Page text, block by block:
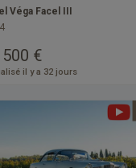
Véga Facel III
€
il y a 32 jours